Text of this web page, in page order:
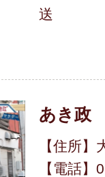
送
あき政
【住所
【電話